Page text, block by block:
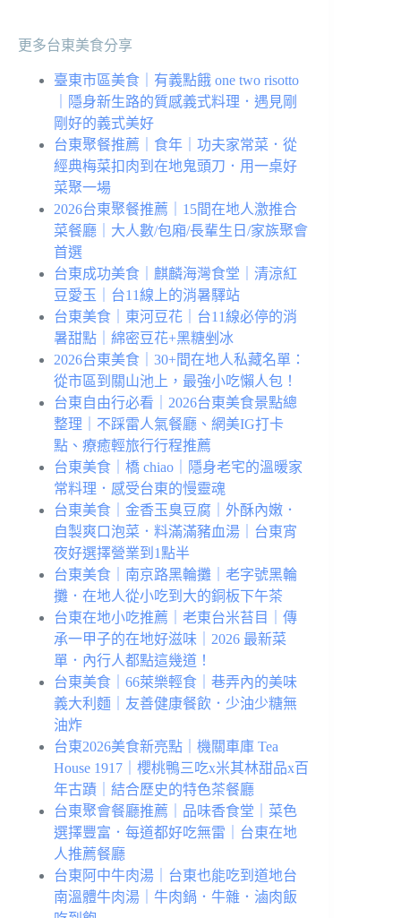
更多台東美食分享
臺東市區美食｜有義點餓 one two risotto
｜隱身新生路的質感義式料理．遇見剛
剛好的義式美好
台東聚餐推薦｜食年｜功夫家常菜．從
經典梅菜扣肉到在地鬼頭刀．用一桌好
菜聚一場
2026台東聚餐推薦｜15間在地人激推合
菜餐廳｜大人數/包廂/長輩生日/家族聚會
首選
台東成功美食｜麒麟海灣食堂｜清涼紅
豆愛玉｜台11線上的消暑驛站
台東美食｜東河豆花｜台11線必停的消
暑甜點｜綿密豆花+黑糖剉冰
2026台東美食｜30+間在地人私藏名單：
從市區到關山池上，最強小吃懶人包！
台東自由行必看｜2026台東美食景點總
整理｜不踩雷人氣餐廳、網美IG打卡
點、療癒輕旅行行程推薦
台東美食｜橋 chiao｜隱身老宅的溫暖家
常料理．感受台東的慢靈魂
台東美食｜金香玉臭豆腐｜外酥內嫩．
自製爽口泡菜．料滿滿豬血湯｜台東宵
夜好選擇營業到1點半
台東美食｜南京路黑輪攤｜老字號黑輪
攤．在地人從小吃到大的銅板下午茶
台東在地⼩吃推薦｜老東台米苔目｜傳
承一甲子的在地好滋味｜2026 最新菜
單．內行人都點這幾道！
台東美食｜66萊樂輕食｜巷弄內的美味
義大利麵｜友善健康餐飲．少油少糖無
油炸
台東2026美食新亮點｜機關車庫 Tea
House 1917｜櫻桃鴨三吃x米其林甜品x百
年古蹟｜結合歷史的特色茶餐廳
台東聚會餐廳推薦｜品味香食堂｜菜色
選擇豐富．每道都好吃無雷｜台東在地
人推薦餐廳
台東阿中牛肉湯｜台東也能吃到道地台
南溫體牛肉湯｜牛肉鍋．牛雜．滷肉飯